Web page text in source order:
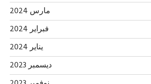
مارس 2024
فبراير 2024
يناير 2024
ديسمبر 2023